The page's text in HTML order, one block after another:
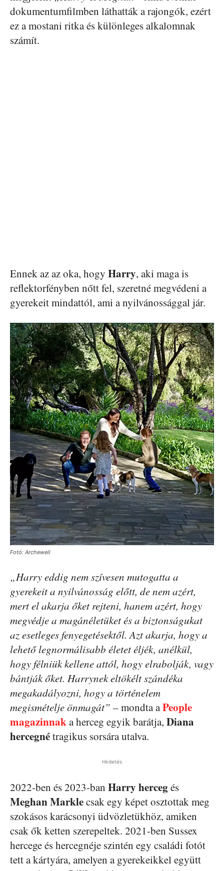
dokumentumfilmben láthatták a rajongók, ezért
ez a mostani ritka és különleges alkalomnak
számít.
Ennek az az oka, hogy Harry, aki maga is
reflektorfényben nőtt fel, szeretné megvédeni a
gyerekeit mindattól, ami a nyilvánossággal jár.
Fotó: Archewell
„Harry eddig nem szívesen mutogatta a
gyerekeit a nyilvánosság előtt, de nem azért,
mert el akarja őket rejteni, hanem azért, hogy
megvédje a magánéletüket és a biztonságukat
az esetleges fenyegetésektől. Azt akarja, hogy a
lehető legnormálisabb életet éljék, anélkül,
hogy félniük kellene attól, hogy elrabolják, vagy
bántják őket. Harrynek eltökélt szándéka
megakadályozni, hogy a történelem
megismételje önmagát” – mondta aPeople
magazinnaka herceg egyik barátja, Diana
hercegnétragikus sorsára utalva.
Hirdetés
2022-ben és 2023-ban Harry hercegés
Meghan Marklecsak egy képet osztottak meg
szokásos karácsonyi üdvözletükhöz, amiken
csak ők ketten szerepeltek. 2021-ben Sussex
hercege és hercegnéje szintén egy családi fotót
tett a kártyára, amelyen a gyerekeikkel együtt